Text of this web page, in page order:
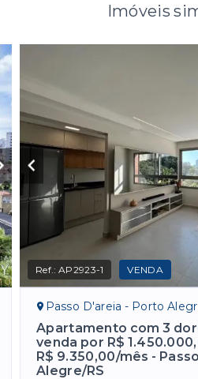
Imóveis
Ref.:AP2923-1 VENDA
Passo D'areia - Porto
Apartamento com 3
venda por R$
R$ 9.350,00/mês -
Alegre/RS